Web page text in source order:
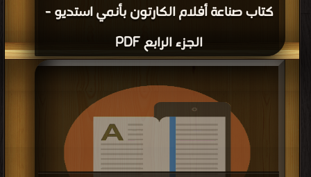
كتاب صناعة أفلام الكارتون بأنمي استديو -
الجزء الرابع PDF